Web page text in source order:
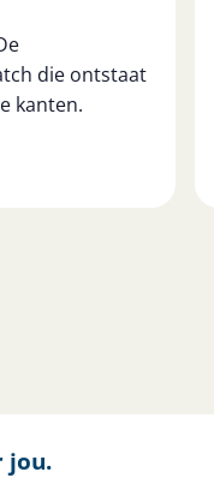
die ontstaat
kanten.
jou.